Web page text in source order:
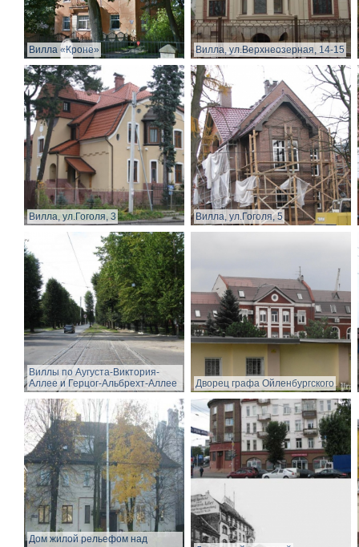
Вилла «Кроне» Вилла, ул.Верхнеозерная, 14-15
Вилла, ул.Гоголя, 3 Вилла, ул.Гоголя, 5
Виллы по Аугуста-Виктория-
Аллее и Герцог-Альбрехт-Аллее
Дворец графа Ойленбургского
Дом жилой рельефом над